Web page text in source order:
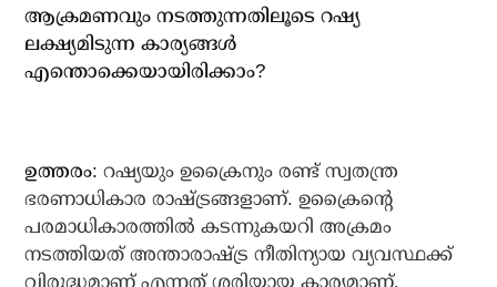
ആക്രമണവും നടത്തുന്നതിലൂടെ റഷ്യ
ലക്ഷ്യമിടുന്ന കാര്യങ്ങള്‍
എന്തൊക്കെയായിരിക്കാം?
ഉത്തരം: റഷ്യയും ഉക്രൈനും രണ്ട് സ്വതന്ത്ര
ഭരണാധികാര രാഷ്ട്രങ്ങളാണ്. ഉക്രൈന്റെ
പരമാധികാരത്തില്‍ കടന്നുകയറി അക്രമം
നടത്തിയത് അന്താരാഷ്ട്ര നീതിന്യായ വ്യവസ്ഥക്ക്
വിരുദ്ധമാണ് എന്നത് ശരിയായ കാര്യമാണ്.